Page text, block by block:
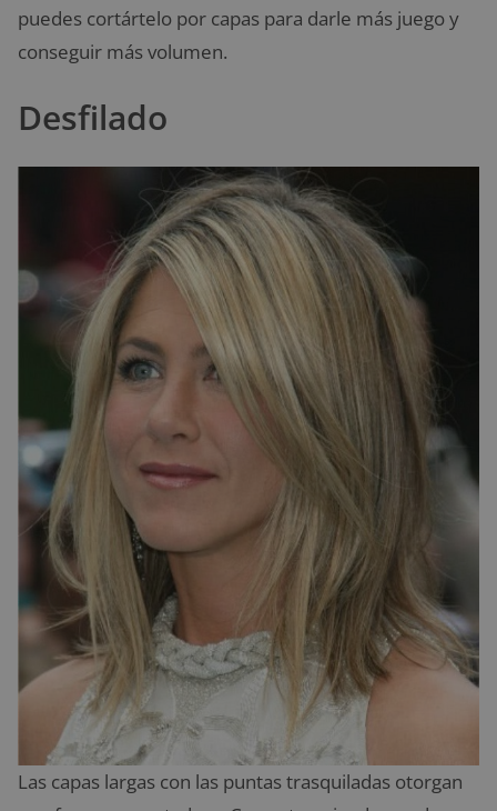
puedes cortártelo por capas para darle más juego y
conseguir más volumen.
Desfilado
Las capas largas con las puntas trasquiladas otorgan